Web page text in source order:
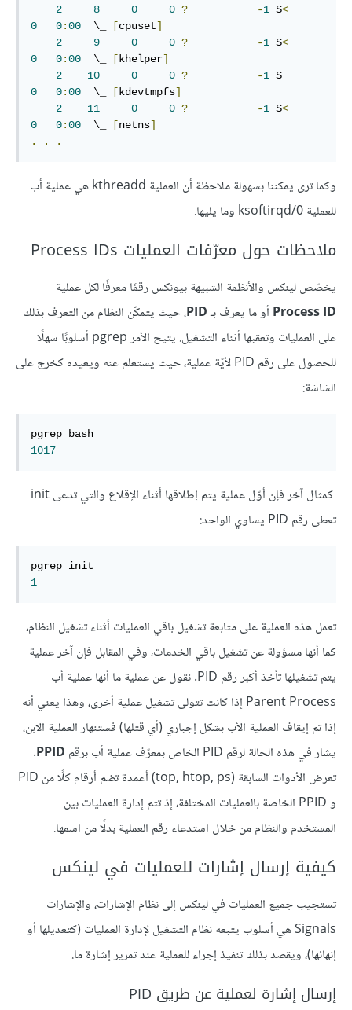
2
8 0 0 ? -1 S<
0
0:00
  \_
[cpuset]
2
9 0 0 ? -1 S<
0
0:00
  \_
[khelper]
2
10 0 0 ? -1
0
0:00
  \_
[kdevtmpfs]
2
11 0 0 ? -1 S<
0
0:00
  \_
[netns]
.
. .
وكما ترى يمكننا بسهولة ملاحظة أن العملية kthreadd هي عملية أب
للعملية ksoftirqd/0 وما يليها.
ملاحظات حول معرّفات العمليات Process IDs
يخصّص لينكس والأنظمة الشبيهة بيونكس رقمًا معرفًا لكل عملية
Process ID أو ما يعرف بـPID، حيث يتمكّن النظام من التعرف بذلك
على العمليات وتعقبها أثناء التشغيل. يتيح الأمر pgrep أسلوبًا سهلًا
للحصول على رقم PID لأيّة عملية، حيث يستعلم عنه ويعيده كخرج على
الشاشة:
1017
كمثال آخر فإن أوّل عملية يتم إطلاقها أثناء الإقلاع والتي تدعى init
تعطى رقم PID يساوي الواحد:
1
تعمل هذه العملية على متابعة تشغيل باقي العمليات أثناء تشغيل النظام،
كما أنها مسؤولة عن تشغيل باقي الخدمات، وفي المقابل فإن آخر عملية
يتم تشغيلها تأخذ أكبر رقم PID. نقول عن عملية ما أنها عملية أب
Parent Process إذا كانت تتولى تشغيل عملية أخرى، وهذا يعني أنه
إذا تم إيقاف العملية الأب بشكل إجباري (أي قتلها) فستنهار العملية الابن،
يشار في هذه الحالة لرقم PID الخاص بمعرّف عملية أب برقم
PPID
.
تعرض الأدوات السابقة (top, htop, ps) أعمدة تضم أرقام كلًا من PID
و PPID الخاصة بالعمليات المختلفة، إذ تتم إدارة العمليات بين
المستخدم والنظام من خلال استدعاء رقم العملية بدلًا من اسمها.
كيفية إرسال إشارات للعمليات في لينكس
تستجيب جميع العمليات في لينكس إلى نظام الإشارات، والإشارات
Signals هي أسلوب يتبعه نظام التشغيل لإدارة العمليات (كتعديلها أو
إنهائها)، ويقصد بذلك تنفيذ إجراء للعملية عند تمرير إشارة ما.
إرسال إشارة لعملية عن طريق PID